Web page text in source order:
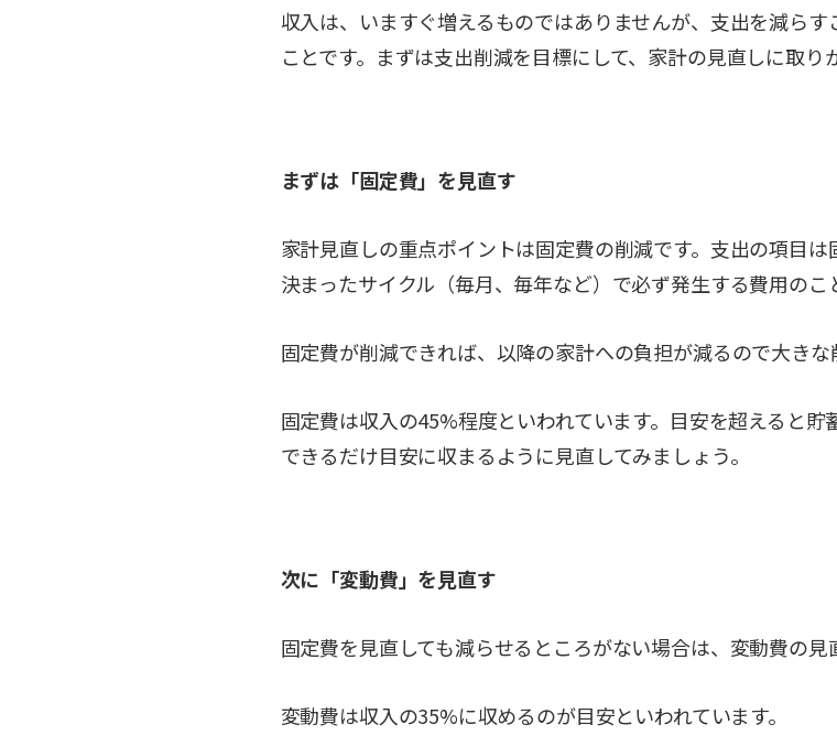
収入は、いますぐ増えるものではありませんが、支出を減ら
ことです。まずは支出削減を目標にして、家計の見直しに取り
まずは「固定費」を見直す
家計見直しの重点ポイントは固定費の削減です。支出の項目
決まったサイクル（毎月、毎年など）で必ず発生する費用のこ
固定費が削減できれば、以降の家計への負担が減るので大きな
固定費は収入の45%程度といわれています。目安を超えると貯
できるだけ目安に収まるように見直してみましょう。
次に「変動費」を見直す
固定費を見直しても減らせるところがない場合は、変動費の見
変動費は収入の35%に収めるのが目安といわれています。